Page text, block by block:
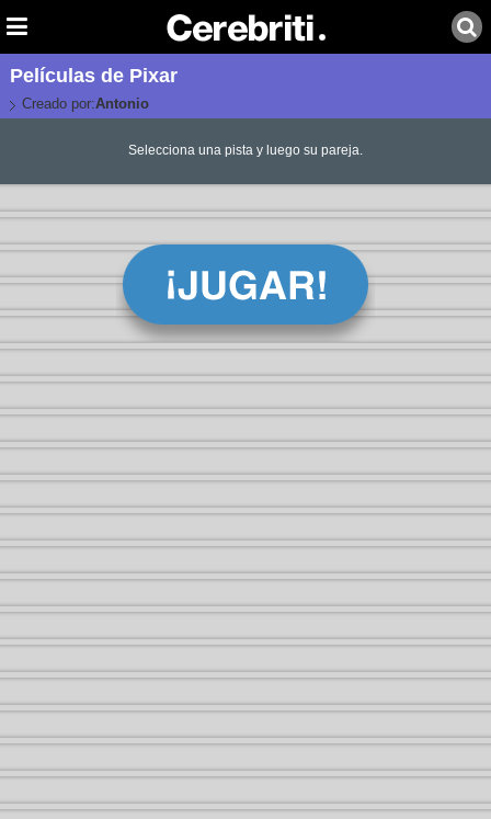
Películas de Pixar
Creado por:Antonio
Selecciona una pista y luego su pareja.